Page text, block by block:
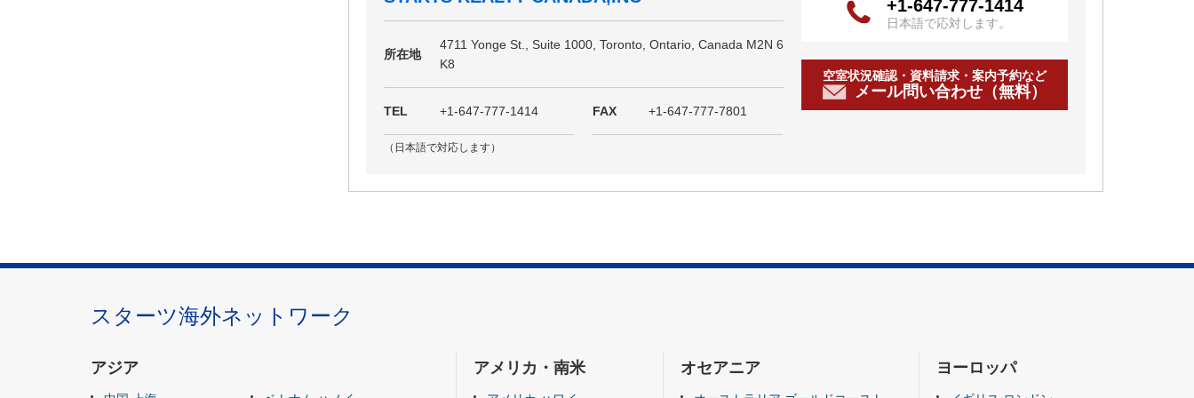
所在地
4711 Yonge St., Suite 1000, Toronto, Ontario, Canada M2N 6
K8
TEL +1-647-777-1414
（日本語で対応します）
FAX +1-647-777-7801
+1-647-777-1414
日本語で応対します。
空室状況確認・資料請求・案内予約など
メール問い合わせ（無料）
スターツ海外ネットワーク
アジア アメリカ・南米 オセアニア ヨーロッパ